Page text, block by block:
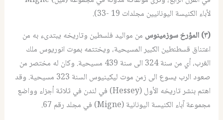
لأباء الكنيسة اليونانيين مجلدات 19 -33).
(٣) المؤرخ سوزمينوس
من مواليد فلسطين وتاريخه يبتدىء به من
اعتناق قسطنطين الكبير المسيحية، ويختتمه بموت انوريوس ملك
الغرب، أي من سنة 324 الى سنة 439 مسيحية. وكان له مختصر من
صعود الرب يسوع الى زمن موت ليكينيوس السنة 323 مسيحية. وقد
اهتم بنشر تاريخه الأول (Hessey) في لندن في ثلاثة أجزاء وواضع
مجموعة آباء الكنيسة اليونانية (Migne) في مجلد رقم 67.